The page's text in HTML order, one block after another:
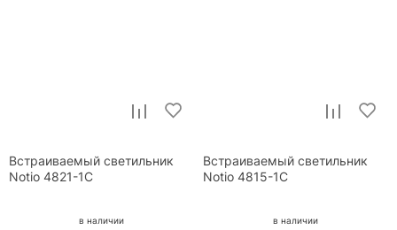
Встраиваемый светильник
Notio 4821-1C
в наличии
Встраиваемый светильник
Notio 4815-1C
в наличии